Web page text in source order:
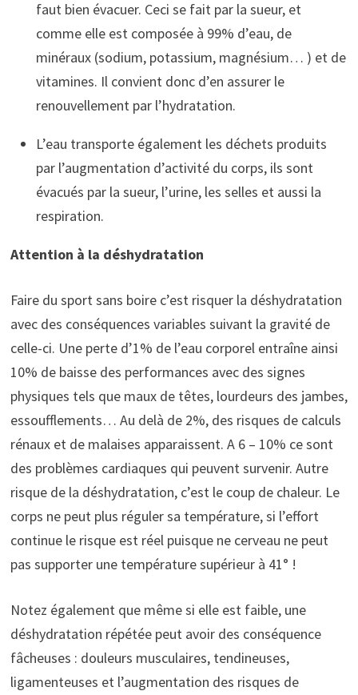
faut bien évacuer. Ceci se fait par la sueur, et
comme elle est composée à 99% d’eau, de
minéraux (sodium, potassium, magnésium… ) et de
vitamines. Il convient donc d’en assurer le
renouvellement par l’hydratation.
L’eau transporte également les déchets produits
par l’augmentation d’activité du corps, ils sont
évacués par la sueur, l’urine, les selles et aussi la
respiration.
Attention à la déshydratation
Faire du sport sans boire c’est risquer la déshydratation
avec des conséquences variables suivant la gravité de
celle-ci. Une perte d’1% de l’eau corporel entraîne ainsi
10% de baisse des performances avec des signes
physiques tels que maux de têtes, lourdeurs des jambes,
essoufflements… Au delà de 2%, des risques de calculs
rénaux et de malaises apparaissent. A 6 – 10% ce sont
des problèmes cardiaques qui peuvent survenir. Autre
risque de la déshydratation, c’est le coup de chaleur. Le
corps ne peut plus réguler sa température, si l’effort
continue le risque est réel puisque ne cerveau ne peut
pas supporter une température supérieur à 41° !
Notez également que même si elle est faible, une
déshydratation répétée peut avoir des conséquence
fâcheuses : douleurs musculaires, tendineuses,
ligamenteuses et l’augmentation des risques de